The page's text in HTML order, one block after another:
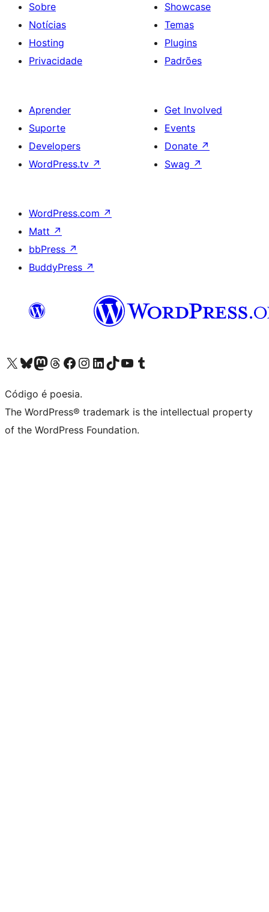
Sobre
Notícias
Hosting
Privacidade
Showcase
Temas
Plugins
Padrões
Aprender
Suporte
Developers
WordPress.tv ↗
Get Involved
Events
Donate ↗
Swag ↗
WordPress.com ↗
Matt ↗
bbPress ↗
BuddyPress ↗
Visite a nossa conta X (antigo Twitter)
Visit our Bluesky account
Visit our Mastodon account
Visit our Threads account
Visite a nossa página do Facebook
Visite a nossa conta no Instagram
Visite a nossa conta no LinkedIn
Visit our TikTok account
Visit our YouTube channel
Visit our Tumblr account
Código é poesia.
The WordPress® trademark is the intellectual property
of the WordPress Foundation.